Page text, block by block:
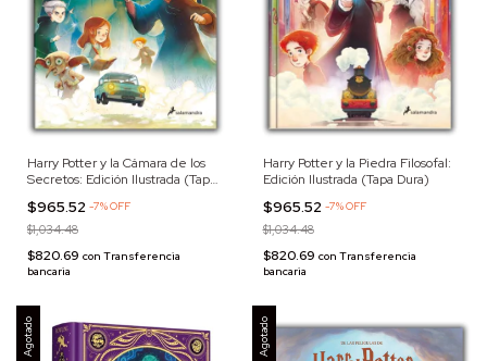
Harry Potter y la Cámara de los
Secretos: Edición Ilustrada (Tapa
$965.52 -7%OFF
$1,034.48
$820.69 con Transferencia
bancaria
Harry Potter y la Piedra Filosofal:
Edición Ilustrada (Tapa Dura)
$965.52 -7%OFF
$1,034.48
$820.69 con Transferencia
bancaria
Agotado Agotado